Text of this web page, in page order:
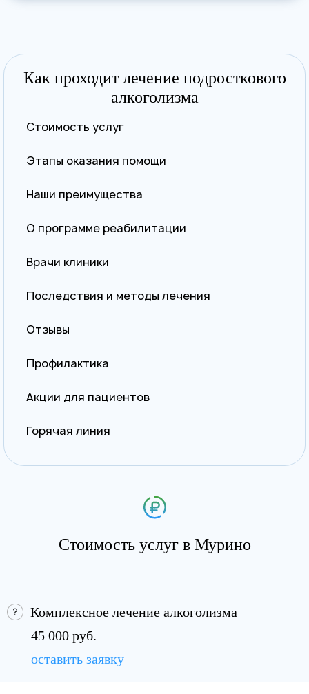
Как проходит лечение подросткового
алкоголизма
Стоимость услуг
Этапы оказания помощи
Наши преимущества
О программе реабилитации
Врачи клиники
Последствия и методы лечения
Отзывы
Профилактика
Акции для пациентов
Горячая линия
Стоимость услуг в Мурино
Комплексное лечение алкоголизма
45 000 руб.
оставить заявку